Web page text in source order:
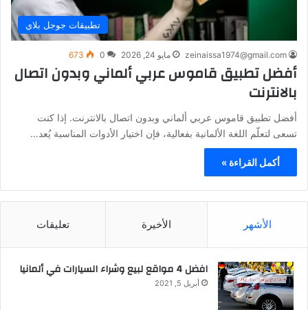
تطبيقات جوجل بلاي
zeinaissa1974@gmail.com مايو 24, 2026 0
673
أفضل تطبيق قاموس عربي ألماني وبدون اتصال
بالانترنت
أفضل تطبيق قاموس عربي ألماني وبدون اتصال بالانترنت. إذا كنت
تسعى لتعلّم اللغة الألمانية بفعالية، فإن اختيار الأدوات المناسبة يُعد…
أكمل القراءة »
الأشهر الأخيرة تعليقات
افضل 4 مواقع لبيع وشراء السيارات في ألمانيا
أبريل 5, 2021